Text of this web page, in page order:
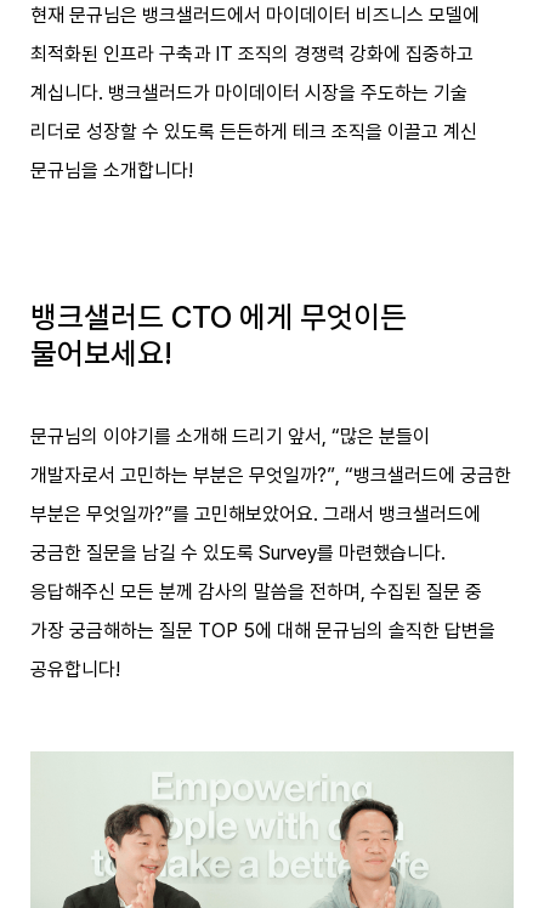
현재 문규님은 뱅크샐러드에서 마이데이터 비즈니스 모델에
최적화된 인프라 구축과 IT 조직의 경쟁력 강화에 집중하고
계십니다. 뱅크샐러드가 마이데이터 시장을 주도하는 기술
리더로 성장할 수 있도록 든든하게 테크 조직을 이끌고 계신
문규님을 소개합니다!
뱅크샐러드 CTO 에게 무엇이든
물어보세요!
문규님의 이야기를 소개해 드리기 앞서, “많은 분들이
개발자로서 고민하는 부분은 무엇일까?”, “뱅크샐러드에 궁금한
부분은 무엇일까?”를 고민해보았어요. 그래서 뱅크샐러드에
궁금한 질문을 남길 수 있도록 Survey를 마련했습니다.
응답해주신 모든 분께 감사의 말씀을 전하며, 수집된 질문 중
가장 궁금해하는 질문 TOP 5에 대해 문규님의 솔직한 답변을
공유합니다!